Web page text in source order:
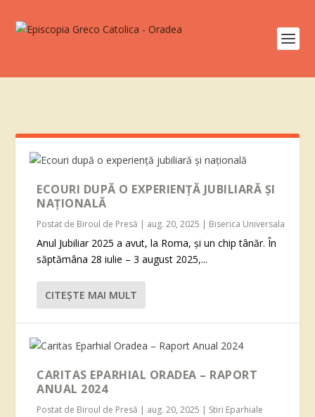
ECOURI DUPĂ O EXPERIENȚĂ JUBILIARĂ ȘI
NAȚIONALĂ
Postat de Biroul de Presă | aug. 20, 2025 | Biserica Universala
Anul Jubiliar 2025 a avut, la Roma, și un chip tânăr. În
săptămâna 28 iulie – 3 august 2025,...
CITEŞTE MAI MULT
CARITAS EPARHIAL ORADEA – RAPORT
ANUAL 2024
Postat de Biroul de Presă | aug. 20, 2025 | Stiri Eparhiale